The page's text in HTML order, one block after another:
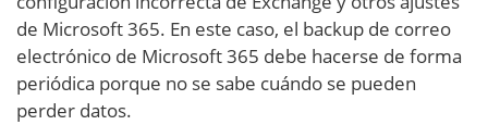
de Microsoft 365. En este caso, el backup de correo
electrónico de Microsoft 365 debe hacerse de forma
periódica porque no se sabe cuándo se pueden
perder datos.